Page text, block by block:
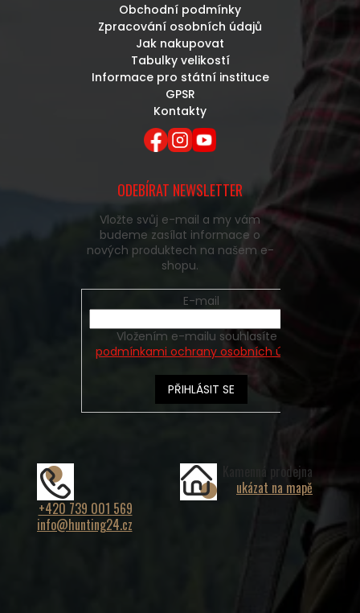
Obchodní podmínky
Zpracování osobních údajů
Jak nakupovat
Tabulky velikostí
Informace pro státní instituce
GPSR
Kontakty
ODEBÍRAT NEWSLETTER
Vložte svůj e-mail a my vám
budeme zasílat informace o
nových produktech na našem e-
shopu.
E-mail
podmínkami ochrany osobních údajů
PŘIHLÁSIT SE
+420 739 001 569
info@hunting24.cz
Kamenná prodejna
ukázat na mapě